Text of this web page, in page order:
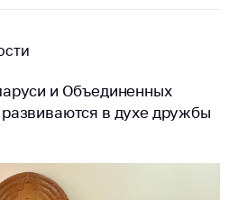
и
и Объединенных
в духе дружбы